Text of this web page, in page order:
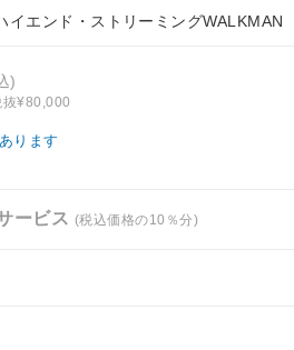
エンド・ストリーミングWALKMAN
)
抜¥80,000
ります
ービス (税込価格の10％分)